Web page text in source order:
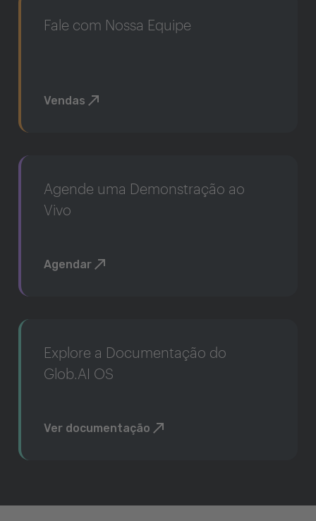
Fale com Nossa Equipe
Vendas
Agende uma Demonstração ao
Vivo
Agendar
Explore a Documentação do
Glob.AI OS
Ver documentação